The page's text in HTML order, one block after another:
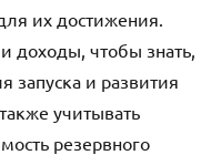
их достижения.
доходы, чтобы знать,
запуска и развития
учитывать
резервного